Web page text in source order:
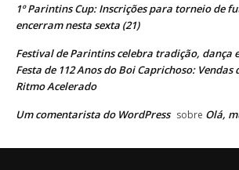
1º Parintins Cup: Inscrições para torneio de
encerram nesta sexta (21)
Festival de Parintins celebra tradição, dança
Festa de 112 Anos do Boi Caprichoso: Vendas
Ritmo Acelerado
Um comentarista do WordPress sobre Olá,